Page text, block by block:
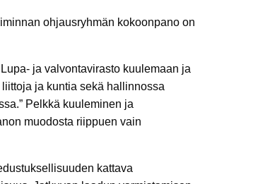
ohjausryhmän kokoonpano on
ja valvontavirasto kuulemaan ja
ja kuntia sekä hallinnossa
Pelkkä kuuleminen ja
muodosta riippuen vain
kattava